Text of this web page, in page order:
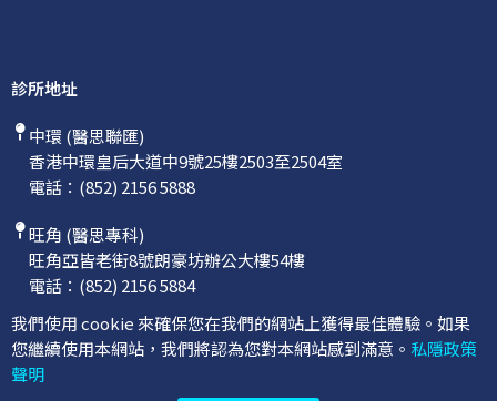
我們使用 cookie 來確保您在我們的網站上獲得最佳體驗。如果
您繼續使用本網站，我們將認為您對本網站感到滿意。 私隱政策
聲明
診所地址
中環 (醫思聯匯)
香港中環皇后大道中9號25樓2503至2504室
電話： (852) 2156 5888
旺角 (醫思專科)
旺角亞皆老街8號朗豪坊辦公大樓54樓
電話： (852) 2156 5884
©2026 聯匯專科中心